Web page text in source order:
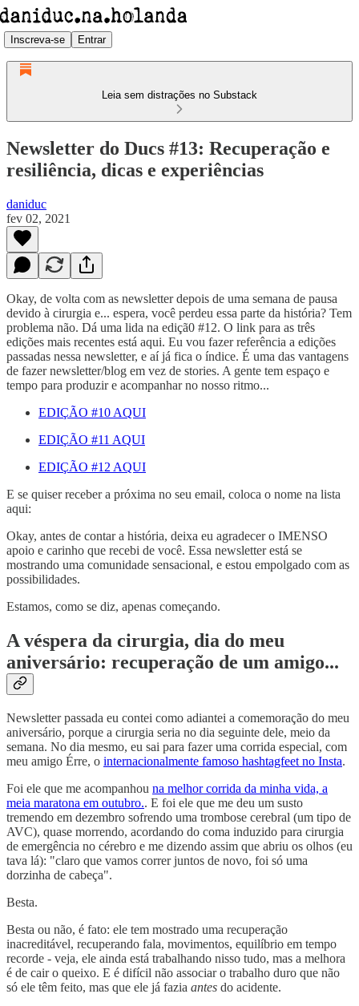
Inscreva-se Entrar
Leia sem distrações no Substack
Newsletter do Ducs #13: Recuperação e
resiliência, dicas e experiências
daniduc
fev 02, 2021
Okay, de volta com as newsletter depois de uma semana de pausa
devido à cirurgia e... espera, você perdeu essa parte da história? Tem
problema não. Dá uma lida na ediçã0 #12. O link para as três
edições mais recentes está aqui. Eu vou fazer referência a edições
passadas nessa newsletter, e aí já fica o índice. É uma das vantagens
de fazer newsletter/blog em vez de stories. A gente tem espaço e
tempo para produzir e acompanhar no nosso ritmo...
EDIÇÃO #10 AQUI
EDIÇÃO #11 AQUI
EDIÇÃO #12 AQUI
E se quiser receber a próxima no seu email, coloca o nome na lista
aqui:
Okay, antes de contar a história, deixa eu agradecer o IMENSO
apoio e carinho que recebi de você. Essa newsletter está se
mostrando uma comunidade sensacional, e estou empolgado com as
possibilidades.
Estamos, como se diz, apenas começando.
A véspera da cirurgia, dia do meu
aniversário: recuperação de um amigo...
Newsletter passada eu contei como adiantei a comemoração do meu
aniversário, porque a cirurgia seria no dia seguinte dele, meio da
semana. No dia mesmo, eu sai para fazer uma corrida especial, com
meu amigo Érre, o internacionalmente famoso hashtagfeet no Insta.
Foi ele que me acompanhou na melhor corrida da minha vida, a
meia maratona em outubro.. E foi ele que me deu um susto
tremendo em dezembro sofrendo uma trombose cerebral (um tipo de
AVC), quase morrendo, acordando do coma induzido para cirurgia
de emergência no cérebro e me dizendo assim que abriu os olhos (eu
tava lá): "claro que vamos correr juntos de novo, foi só uma
dorzinha de cabeça".
Besta.
Besta ou não, é fato: ele tem mostrado uma recuperação
inacreditável, recuperando fala, movimentos, equilíbrio em tempo
recorde - veja, ele ainda está trabalhando nisso tudo, mas a melhora
é de cair o queixo. E é difícil não associar o trabalho duro que não
só ele têm feito, mas que ele já fazia antes do acidente.